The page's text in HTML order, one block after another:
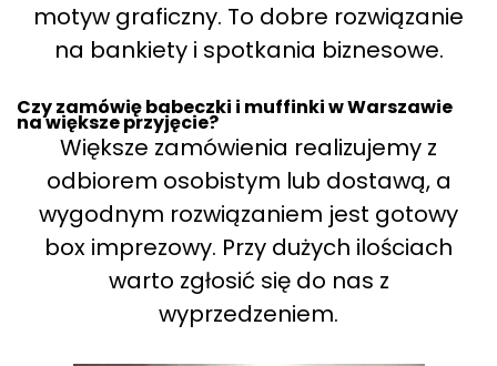
motyw graficzny. To dobre rozwiązanie
na bankiety i spotkania biznesowe.
Czy zamówię babeczki i muffinki w Warszawie
na większe przyjęcie?
Większe zamówienia realizujemy z
odbiorem osobistym lub dostawą, a
wygodnym rozwiązaniem jest gotowy
box imprezowy. Przy dużych ilościach
warto zgłosić się do nas z
wyprzedzeniem.